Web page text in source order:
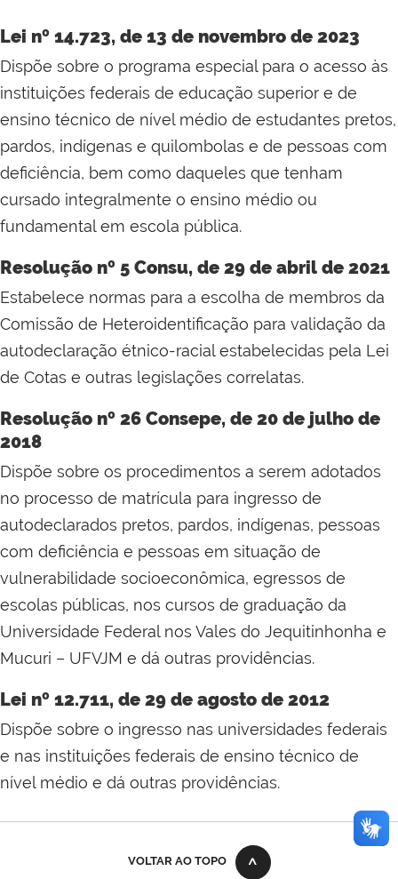
Lei nº 14.723, de 13 de novembro de 2023
Dispõe sobre o programa especial para o acesso às
instituições federais de educação superior e de
ensino técnico de nível médio de estudantes pretos,
pardos, indígenas e quilombolas e de pessoas com
deficiência, bem como daqueles que tenham
cursado integralmente o ensino médio ou
fundamental em escola pública.
Resolução nº 5 Consu, de 29 de abril de 2021
Estabelece normas para a escolha de membros da
Comissão de Heteroidentificação para validação da
autodeclaração étnico-racial estabelecidas pela Lei
de Cotas e outras legislações correlatas.
Resolução nº 26 Consepe, de 20 de julho de
2018
Dispõe sobre os procedimentos a serem adotados
no processo de matrícula para ingresso de
autodeclarados pretos, pardos, indígenas, pessoas
com deficiência e pessoas em situação de
vulnerabilidade socioeconômica, egressos de
escolas públicas, nos cursos de graduação da
Universidade Federal nos Vales do Jequitinhonha e
Mucuri – UFVJM e dá outras providências.
Lei nº 12.711, de 29 de agosto de 2012
Dispõe sobre o ingresso nas universidades federais
e nas instituições federais de ensino técnico de
nível médio e dá outras providências.
VOLTAR AO TOPO